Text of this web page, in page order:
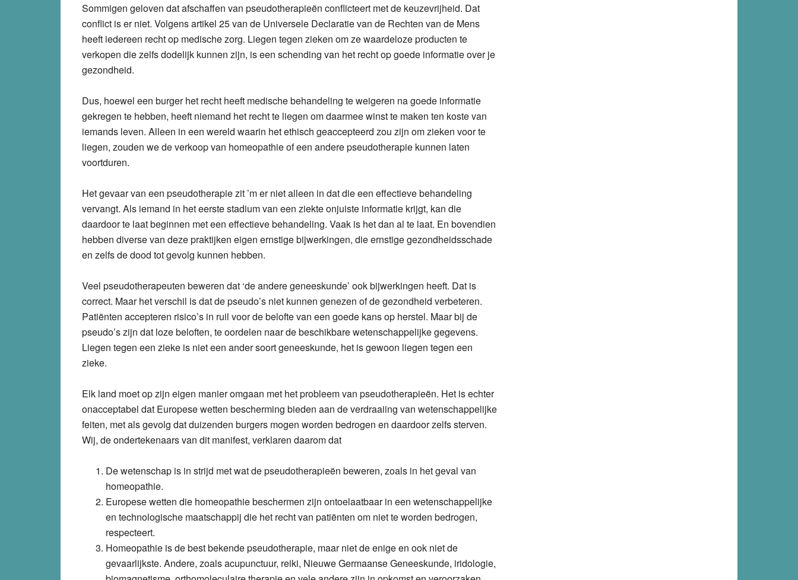
Sommigen geloven dat afschaffen van pseudotherapieën conflicteert met de keuzevrijheid. Dat
conflict is er niet. Volgens artikel 25 van de Universele Declaratie van de Rechten van de Mens
heeft iedereen recht op medische zorg. Liegen tegen zieken om ze waardeloze producten te
verkopen die zelfs dodelijk kunnen zijn, is een schending van het recht op goede informatie over je
gezondheid.
Dus, hoewel een burger het recht heeft medische behandeling te weigeren na goede informatie
gekregen te hebben, heeft niemand het recht te liegen om daarmee winst te maken ten koste van
iemands leven. Alleen in een wereld waarin het ethisch geaccepteerd zou zijn om zieken voor te
liegen, zouden we de verkoop van homeopathie of een andere pseudotherapie kunnen laten
voortduren.
Het gevaar van een pseudotherapie zit ’m er niet alleen in dat die een effectieve behandeling
vervangt. Als iemand in het eerste stadium van een ziekte onjuiste informatie krijgt, kan die
daardoor te laat beginnen met een effectieve behandeling. Vaak is het dan al te laat. En bovendien
hebben diverse van deze praktijken eigen ernstige bijwerkingen, die ernstige gezondheidsschade
en zelfs de dood tot gevolg kunnen hebben.
Veel pseudotherapeuten beweren dat ‘de andere geneeskunde’ ook bijwerkingen heeft. Dat is
correct. Maar het verschil is dat de pseudo’s niet kunnen genezen of de gezondheid verbeteren.
Patiënten accepteren risico’s in ruil voor de belofte van een goede kans op herstel. Maar bij de
pseudo’s zijn dat loze beloften, te oordelen naar de beschikbare wetenschappelijke gegevens.
Liegen tegen een zieke is niet een ander soort geneeskunde, het is gewoon liegen tegen een
zieke.
Elk land moet op zijn eigen manier omgaan met het probleem van pseudotherapieën. Het is echter
onacceptabel dat Europese wetten bescherming bieden aan de verdraaiing van wetenschappelijke
feiten, met als gevolg dat duizenden burgers mogen worden bedrogen en daardoor zelfs sterven.
Wij, de ondertekenaars van dit manifest, verklaren daarom dat
De wetenschap is in strijd met wat de pseudotherapieën beweren, zoals in het geval van
homeopathie.
Europese wetten die homeopathie beschermen zijn ontoelaatbaar in een wetenschappelijke
en technologische maatschappij die het recht van patiënten om niet te worden bedrogen,
respecteert.
Homeopathie is de best bekende pseudotherapie, maar niet de enige en ook niet de
gevaarlijkste. Andere, zoals acupunctuur, reiki, Nieuwe Germaanse Geneeskunde, iridologie,